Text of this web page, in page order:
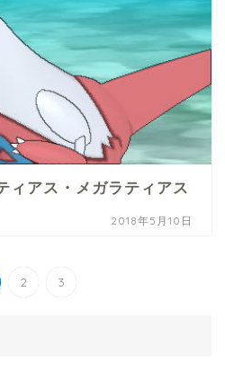
アス・メガラティアス
2018年5月10日
2 3